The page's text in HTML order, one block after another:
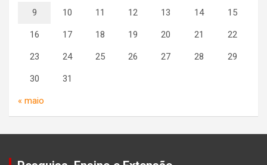
9 10 11 12 13 14 15
16 17 18 19 20 21 22
23 24 25 26 27 28 29
30 31
« maio